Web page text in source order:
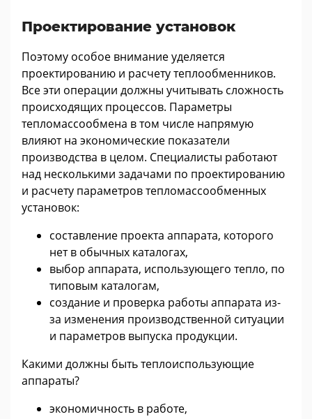
Проектирование установок
Поэтому особое внимание уделяется
проектированию и расчету теплообменников.
Все эти операции должны учитывать сложность
происходящих процессов. Параметры
тепломассообмена в том числе напрямую
влияют на экономические показатели
производства в целом. Специалисты работают
над несколькими задачами по проектированию
и расчету параметров тепломассообменных
установок:
составление проекта аппарата, которого
нет в обычных каталогах,
выбор аппарата, использующего тепло, по
типовым каталогам,
создание и проверка работы аппарата из-
за изменения производственной ситуации
и параметров выпуска продукции.
Какими должны быть теплоиспользующие
аппараты?
экономичность в работе,